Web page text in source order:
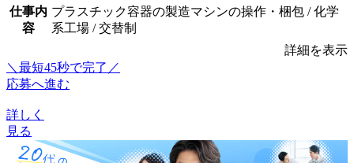
仕事内
容
プラスチック容器の製造マシンの操作・梱包 / 化学
系工場 / 交替制
詳細を表示
＼最短45秒で完了／
応募へ進む
詳しく
見る